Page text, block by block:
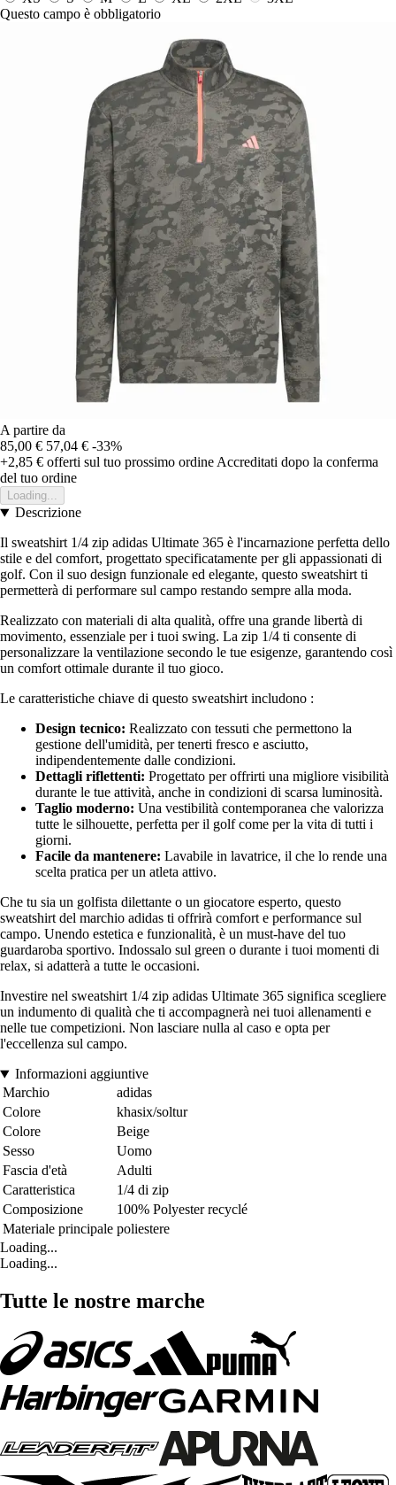
Questo campo è obbligatorio
A partire da
85,00 € 57,04 € -33%
+2,85 € offerti sul tuo prossimo ordineAccreditati dopo la conferma
del tuo ordine
Loading...
Descrizione
Il sweatshirt 1/4 zip adidas Ultimate 365 è l'incarnazione perfetta dello
stile e del comfort, progettato specificatamente per gli appassionati di
golf. Con il suo design funzionale ed elegante, questo sweatshirt ti
permetterà di performare sul campo restando sempre alla moda.
Realizzato con materiali di alta qualità, offre una grande libertà di
movimento, essenziale per i tuoi swing. La zip 1/4 ti consente di
personalizzare la ventilazione secondo le tue esigenze, garantendo così
un comfort ottimale durante il tuo gioco.
Le caratteristiche chiave di questo sweatshirt includono :
Design tecnico: Realizzato con tessuti che permettono la
gestione dell'umidità, per tenerti fresco e asciutto,
indipendentemente dalle condizioni.
Dettagli riflettenti: Progettato per offrirti una migliore visibilità
durante le tue attività, anche in condizioni di scarsa luminosità.
Taglio moderno: Una vestibilità contemporanea che valorizza
tutte le silhouette, perfetta per il golf come per la vita di tutti i
giorni.
Facile da mantenere: Lavabile in lavatrice, il che lo rende una
scelta pratica per un atleta attivo.
Che tu sia un golfista dilettante o un giocatore esperto, questo
sweatshirt del marchio adidas ti offrirà comfort e performance sul
campo. Unendo estetica e funzionalità, è un must-have del tuo
guardaroba sportivo. Indossalo sul green o durante i tuoi momenti di
relax, si adatterà a tutte le occasioni.
Investire nel sweatshirt 1/4 zip adidas Ultimate 365 significa scegliere
un indumento di qualità che ti accompagnerà nei tuoi allenamenti e
nelle tue competizioni. Non lasciare nulla al caso e opta per
l'eccellenza sul campo.
Informazioni aggiuntive
Marchio
adidas
Colore
khasix/soltur
Colore
Beige
Sesso
Uomo
Fascia d'età
Adulti
Caratteristica
1/4 di zip
Composizione
100% Polyester recyclé
Materiale principale poliestere
Loading...
Loading...
Tutte le nostre marche